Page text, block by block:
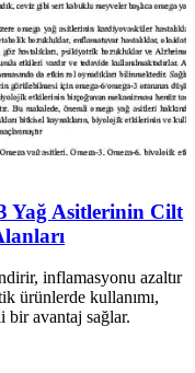
Yağ Asitlerinin Cilt
inflamasyonu azaltır
ürünlerde kullanımı,
bir avantaj sağlar.